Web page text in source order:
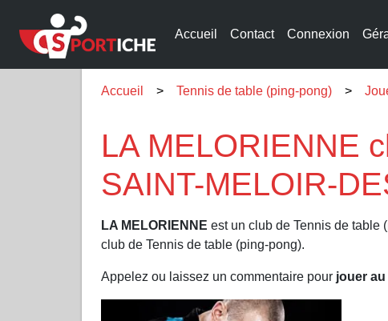
Accueil Contact Connexion
Accueil Tennis de table (ping-pong)
LA MELORIENNE
SAINT-MELOIR-
LA MELORIENNE est un club de Tennis de table
club de Tennis de table (ping-pong).
Appelez ou laissez un commentaire pour jouer